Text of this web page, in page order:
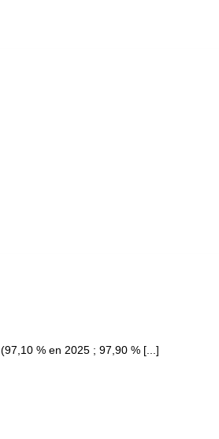
% en 2025 ; 97,90 % [...]